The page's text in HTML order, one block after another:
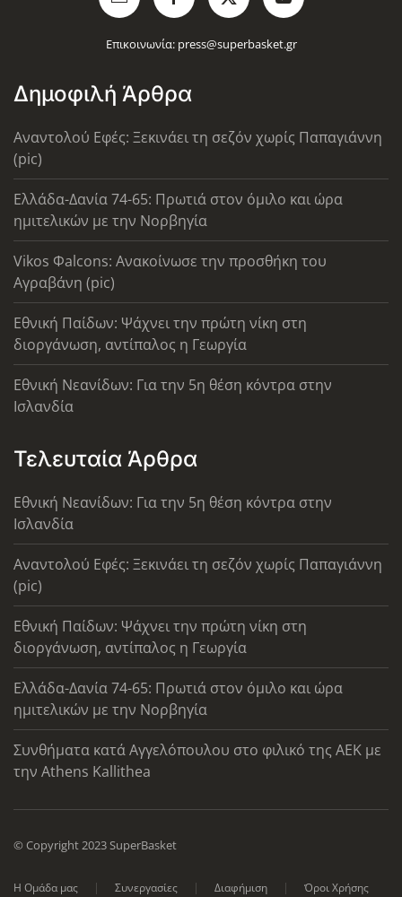
Επικοινωνία: press@superbasket.gr
Δημοφιλή Άρθρα
Αναντολού Εφές: Ξεκινάει τη σεζόν χωρίς Παπαγιάννη
(pic)
Ελλάδα-Δανία 74-65: Πρωτιά στον όμιλο και ώρα
ημιτελικών με την Νορβηγία
Vikos Φalcons: Ανακοίνωσε την προσθήκη του
Αγραβάνη (pic)
Εθνική Παίδων: Ψάχνει την πρώτη νίκη στη
διοργάνωση, αντίπαλος η Γεωργία
Εθνική Νεανίδων: Για την 5η θέση κόντρα στην
Ισλανδία
Τελευταία Άρθρα
Εθνική Νεανίδων: Για την 5η θέση κόντρα στην
Ισλανδία
Αναντολού Εφές: Ξεκινάει τη σεζόν χωρίς Παπαγιάννη
(pic)
Εθνική Παίδων: Ψάχνει την πρώτη νίκη στη
διοργάνωση, αντίπαλος η Γεωργία
Ελλάδα-Δανία 74-65: Πρωτιά στον όμιλο και ώρα
ημιτελικών με την Νορβηγία
Συνθήματα κατά Αγγελόπουλου στο φιλικό της ΑΕΚ με
την Athens Kallithea
© Copyright 2023 SuperBasket
Η Ομάδα μας Συνεργασίες Διαφήμιση
Όροι Χρήσης